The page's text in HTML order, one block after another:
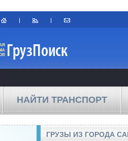
НАЙТИ ТРАНСПОРТ
ГРУЗЫ ИЗ ГОРОДА